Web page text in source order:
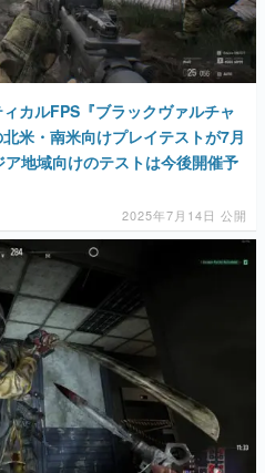
カルFPS『ブラックヴァルチャ
米・南米向けプレイテストが7月
地域向けのテストは今後開催予
2025年7月14日 公開